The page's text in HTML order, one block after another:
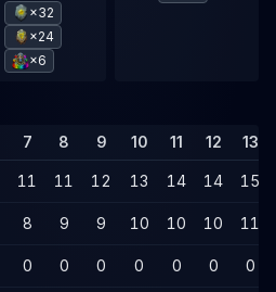
×32
×24
×6
7 8 9 10 11 12 13
11 11 12 13 14 14 15
8 9 9 10 10 10 11
0 0 0 0 0 0 0